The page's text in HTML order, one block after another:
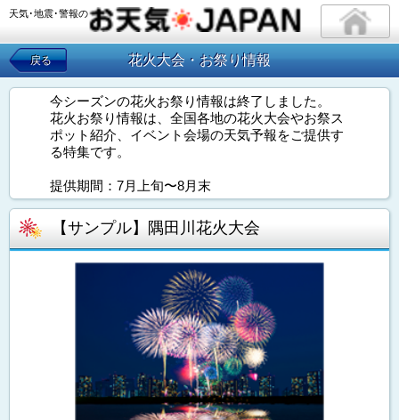
天気･地震･警報の
戻る 花火大会・お祭り情報
今シーズンの花火お祭り情報は終了しました。
花火お祭り情報は、全国各地の花火大会やお祭ス
ポット紹介、イベント会場の天気予報をご提供す
る特集です。
提供期間：7月上旬〜8月末
【サンプル】隅田川花火大会